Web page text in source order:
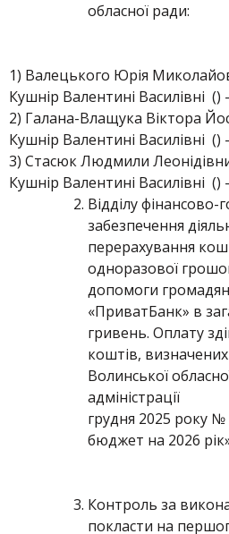
обласної ради:
1) Валецького Юрія
Кушнір Валентині Василівні ()
2) Галана-Влащука Віктора
Кушнір Валентині Василівні ()
3) Стасюк Людмили
Кушнір Валентині Василівні ()
Відділу фінансово-
забезпечення
перерахування
одноразової
допомоги
«ПриватБанк» в
гривень. Оплату
коштів,
Волинської
грудня 2025 року
бюджет на 2026
Контроль за
покласти на